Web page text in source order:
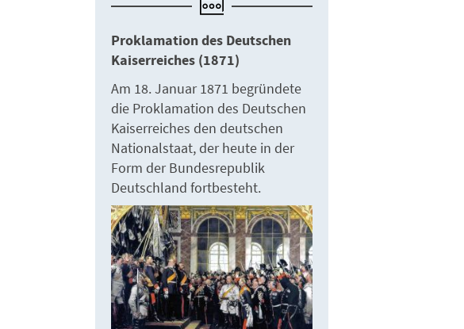
Proklamation des Deutschen
Kaiserreiches (1871)
Am 18. Januar 1871 begründete
die Proklamation des Deutschen
Kaiserreiches den deutschen
Nationalstaat, der heute in der
Form der Bundesrepublik
Deutschland fortbesteht.